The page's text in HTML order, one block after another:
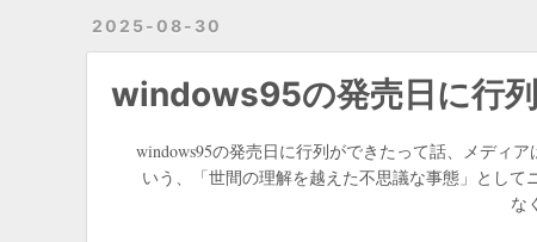
2025-08-30
windows95の発売日に行
windows95の発売日に行列ができたって話、メディ
いう、「世間の理解を越えた不思議な事態」とし
な